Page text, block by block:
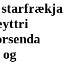
starfrækja